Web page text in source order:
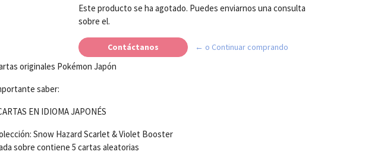
Este producto se ha agotado. Puedes enviarnos una consulta
sobre el.
Contáctanos ← o Continuar comprando
originales Pokémon Japón
saber:
EN IDIOMA JAPONÉS
Snow Hazard Scarlet & Violet Booster
sobre contiene 5 cartas aleatorias